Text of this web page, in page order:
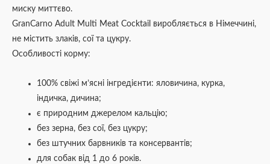
миску миттєво.
GranCarno Adult Multi Meat Cocktail виробляється в Німеччині,
не містить злаків, сої та цукру.
Особливості корму:
100% свіжі м’ясні інгредієнти: яловичина, курка,
індичка, дичина;
є природним джерелом кальцію;
без зерна, без сої, без цукру;
без штучних барвників та консервантів;
для собак від 1 до 6 років.